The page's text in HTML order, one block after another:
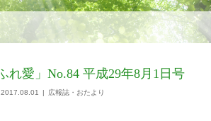
れ愛」No.84 平成29年8月1日号
2017.08.01 広報誌・おたより